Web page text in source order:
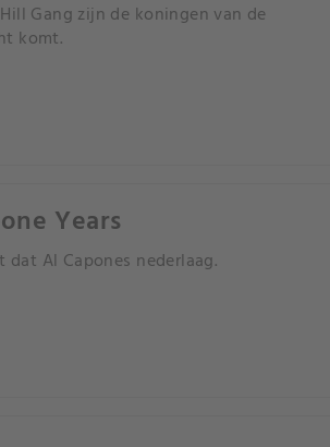
Gang zijn de koningen van de
komt.
Years
Al Capones nederlaag.